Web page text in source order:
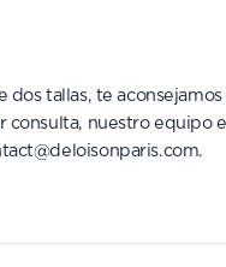
dos tallas, te
consulta, nuestro equipo
.